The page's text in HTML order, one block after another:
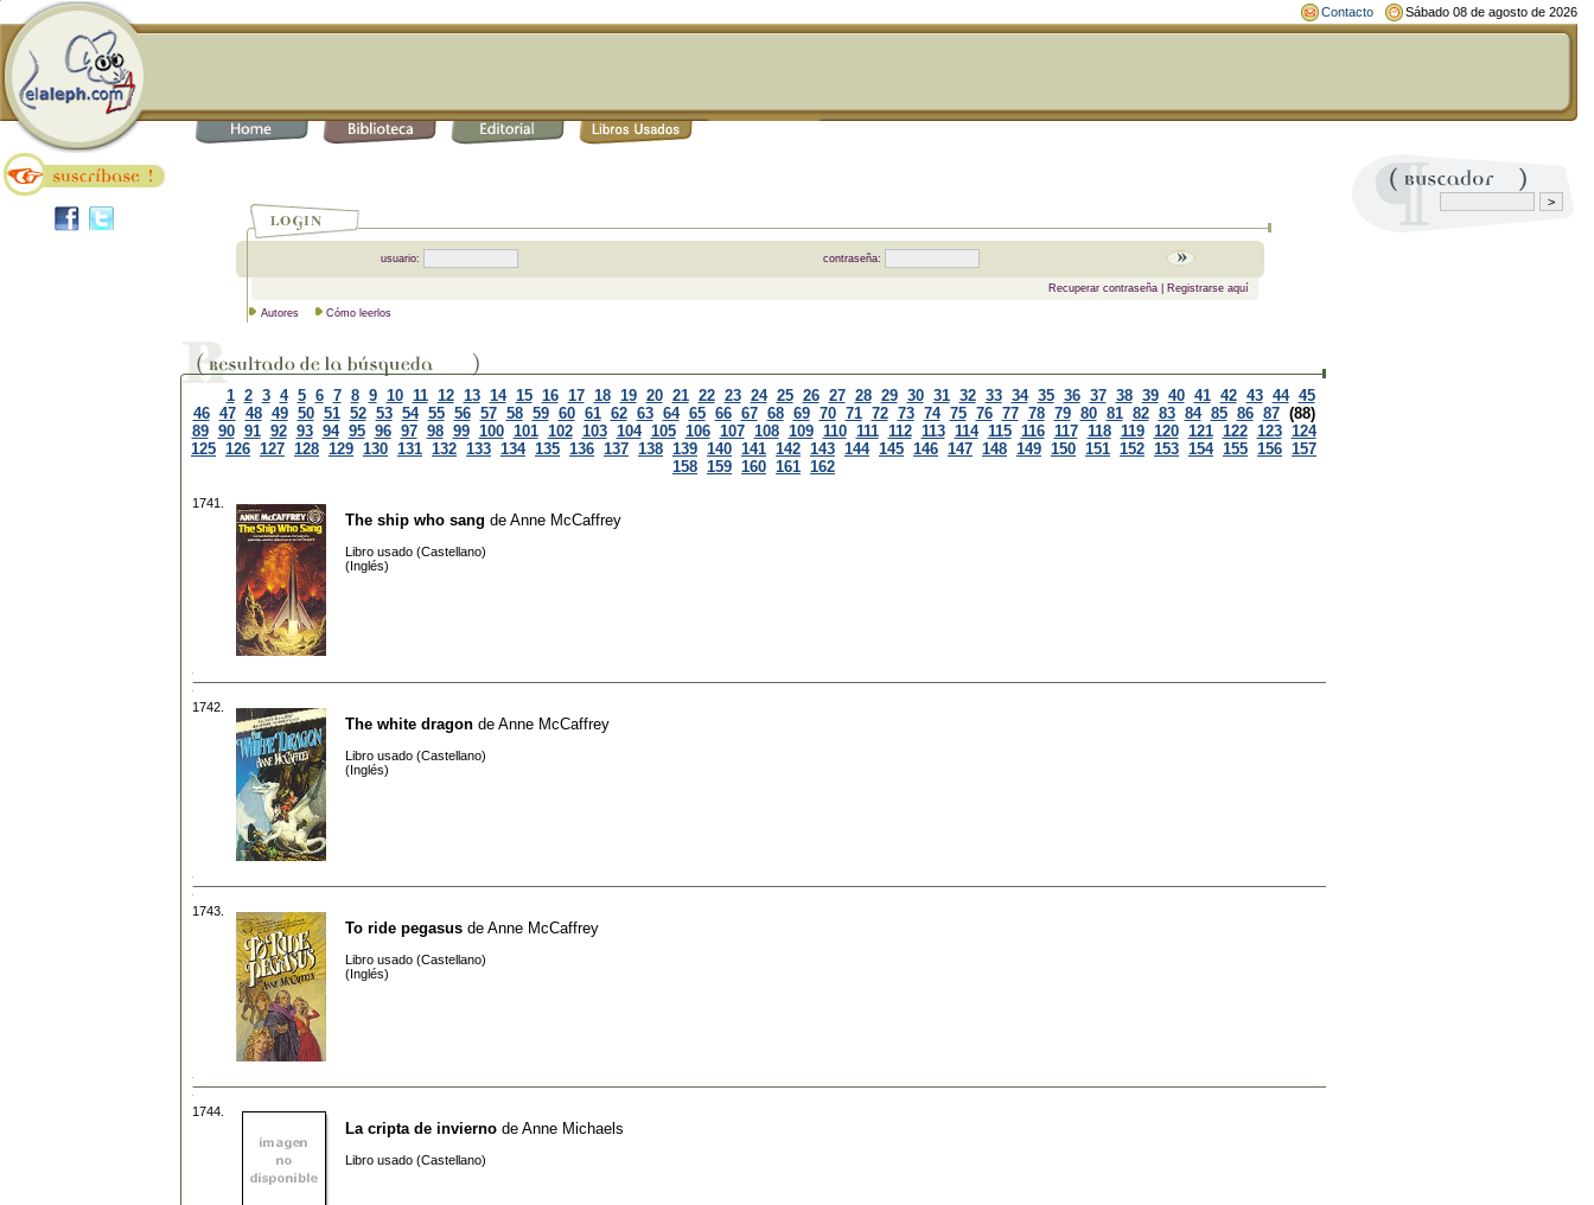
Contacto Sábado 08 de agosto de 2026
usuario: contraseña:
Recuperar contraseña| Registrarse aquí
Autores Cómo leerlos
1 2 3 4 5 6 7 8 9 10 11 12 13 14 15 16 17 18 19 20 21 22 23 24 25 26 27 28 29 30 31 32 33 34 35 36 37 38 39 40 41 42 43 44 45
46 47 48 49 50 51 52 53 54 55 56 57 58 59 60 61 62 63 64 65 66 67 68 69 70 71 72 73 74 75 76 77 78 79 80 81 82 83 84 85 86 87 (88)
89 90 91 92 93 94 95 96 97 98 99 100 101 102 103 104 105 106 107 108 109 110 111 112 113 114 115 116 117 118 119 120 121 122 123 124
125 126 127 128 129 130 131 132 133 134 135 136 137 138 139 140 141 142 143 144 145 146 147 148 149 150 151 152 153 154 155 156 157
158 159 160 161 162
1741.
The ship who sang de Anne McCaffrey
Libro usado (Castellano)
(Inglés)
1742.
The white dragon de Anne McCaffrey
Libro usado (Castellano)
(Inglés)
1743.
To ride pegasus de Anne McCaffrey
Libro usado (Castellano)
(Inglés)
1744.
La cripta de invierno de Anne Michaels
Libro usado (Castellano)